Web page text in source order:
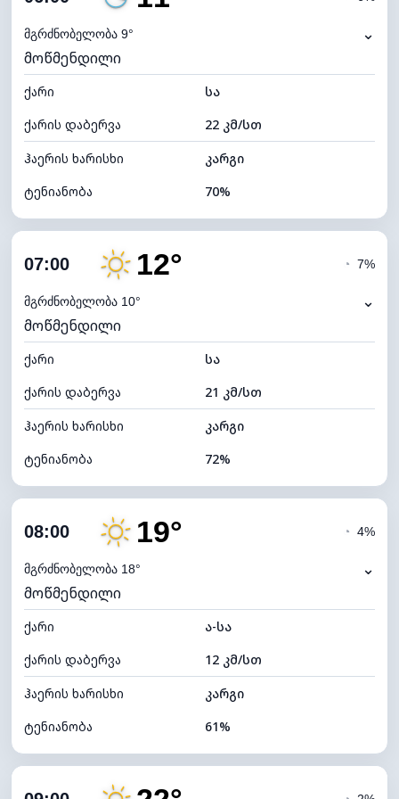
ნამის წერტილი
ხილვადობა
განათების ინდექსი 0 (ბნელი)
ღრუბლის სიმაღლე 11600 მ
მგრძნობელობა 9° ⌄
მოწმენდილი
ქარი
სა
ქარის დაბერვა
22 კმ/სთ
ჰაერის ხარისხი
კარგი
ტენიანობა
70%
ღრუბლიანობა
ნამის წერტილი
ხილვადობა
განათების ინდექსი 0 (ბნელი)
ღრუბლის სიმაღლე 11680 მ
07:00 12°
მგრძნობელობა 10°
◔ 7%
⌄
მოწმენდილი
ქარი
სა
ქარის დაბერვა
21 კმ/სთ
ჰაერის ხარისხი
კარგი
ტენიანობა
72%
ღრუბლიანობა
ნამის წერტილი
ხილვადობა
განათების ინდექსი 7 (ნათელი)
ღრუბლის სიმაღლე 11680 მ
08:00 19°
მგრძნობელობა 18°
◔ 4%
⌄
მოწმენდილი
ქარი
ა-სა
ქარის დაბერვა
12 კმ/სთ
ჰაერის ხარისხი
კარგი
ტენიანობა
61%
ღრუბლიანობა